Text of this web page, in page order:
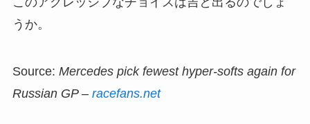
うか。
Source: Mercedes pick fewest hyper-softs again for
Russian GP – racefans.net